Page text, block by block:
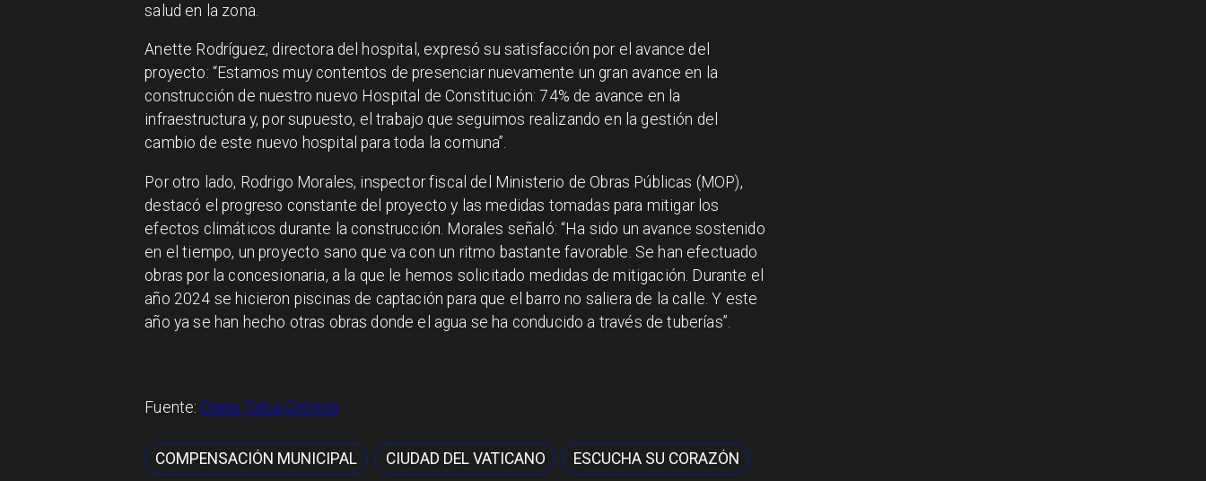
salud en la zona.
Anette Rodríguez, directora del hospital, expresó su satisfacción por el avance del
proyecto: “Estamos muy contentos de presenciar nuevamente un gran avance en la
construcción de nuestro nuevo Hospital de Constitución: 74% de avance en la
infraestructura y, por supuesto, el trabajo que seguimos realizando en la gestión del
cambio de este nuevo hospital para toda la comuna”.
Por otro lado, Rodrigo Morales, inspector fiscal del Ministerio de Obras Públicas (MOP),
destacó el progreso constante del proyecto y las medidas tomadas para mitigar los
efectos climáticos durante la construcción. Morales señaló: “Ha sido un avance sostenido
en el tiempo, un proyecto sano que va con un ritmo bastante favorable. Se han efectuado
obras por la concesionaria, a la que le hemos solicitado medidas de mitigación. Durante el
año 2024 se hicieron piscinas de captación para que el barro no saliera de la calle. Y este
año ya se han hecho otras obras donde el agua se ha conducido a través de tuberías”.
Fuente: Diario Talca Crónica
COMPENSACIÓN MUNICIPAL CIUDAD DEL VATICANO ESCUCHA SU CORAZÓN